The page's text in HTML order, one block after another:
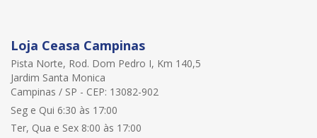
Loja Ceasa Campinas
Pista Norte, Rod. Dom Pedro I, Km 140,5
Jardim Santa Monica
Campinas / SP - CEP: 13082-902
Seg e Qui 6:30 às 17:00
Ter, Qua e Sex 8:00 às 17:00